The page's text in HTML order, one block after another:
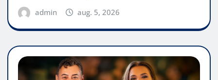
admin aug. 5, 2026